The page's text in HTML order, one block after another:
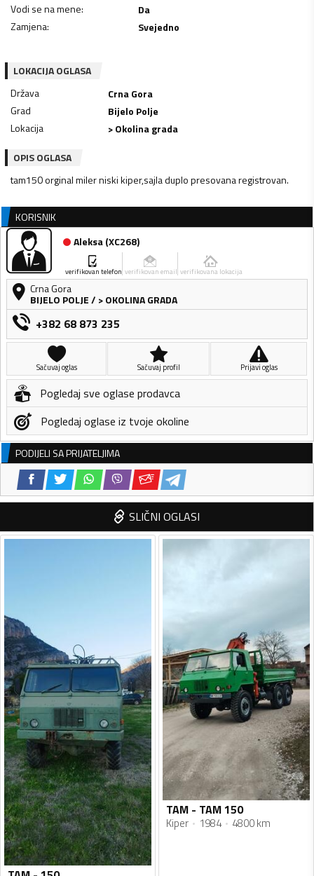
Vodi se na mene:
Da
Zamjena: Svejedno
LOKACIJA OGLASA
Država
Crna Gora
Grad
Bijelo Polje
Lokacija
> Okolina grada
OPIS OGLASA
tam150 orginal miler niski kiper,sajla duplo presovana registrovan.
KORISNIK
Aleksa(XC268)
verifikovan telefon verifikovan email verifikovana lokacija
Crna Gora
BIJELO POLJE/ > OKOLINA GRADA
+382 68 873 235
Sačuvaj oglas Sačuvaj profil Prijavi oglas
Pogledaj sve oglase prodavca
Pogledaj oglase iz tvoje okoline
PODIJELI SA PRIJATELJIMA
SLIČNI OGLASI
TAM - TAM 150
Kiper 1984 4800 km